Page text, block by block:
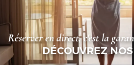
Réserver en direct, c'est la
DÉCOUVREZ